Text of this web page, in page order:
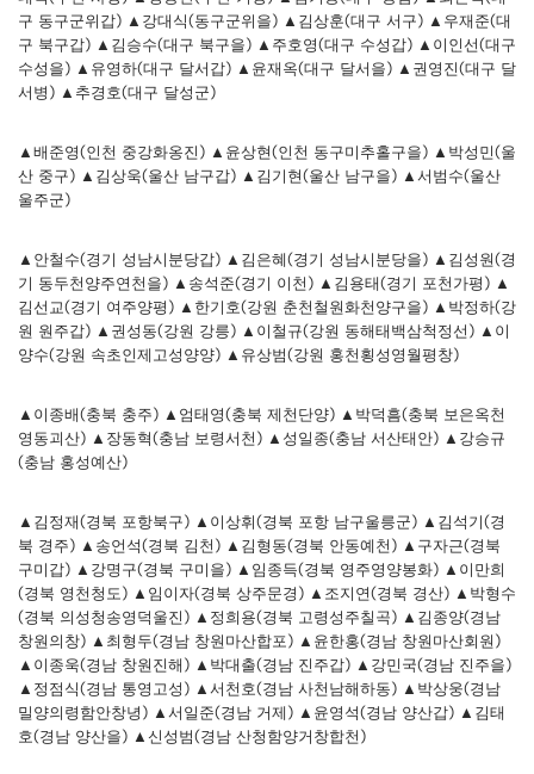
구 동구군위갑) ▲강대식(동구군위을) ▲김상훈(대구 서구) ▲우재준(대
구 북구갑) ▲김승수(대구 북구을) ▲주호영(대구 수성갑) ▲이인선(대구
수성을) ▲유영하(대구 달서갑) ▲윤재옥(대구 달서을) ▲권영진(대구 달
서병) ▲추경호(대구 달성군)
▲배준영(인천 중강화옹진) ▲윤상현(인천 동구미추홀구을) ▲박성민(울
산 중구) ▲김상욱(울산 남구갑) ▲김기현(울산 남구을) ▲서범수(울산
울주군)
▲안철수(경기 성남시분당갑) ▲김은혜(경기 성남시분당을) ▲김성원(경
기 동두천양주연천을) ▲송석준(경기 이천) ▲김용태(경기 포천가평) ▲
김선교(경기 여주양평) ▲한기호(강원 춘천철원화천양구을) ▲박정하(강
원 원주갑) ▲권성동(강원 강릉) ▲이철규(강원 동해태백삼척정선) ▲이
양수(강원 속초인제고성양양) ▲유상범(강원 홍천횡성영월평창)
▲이종배(충북 충주) ▲엄태영(충북 제천단양) ▲박덕흠(충북 보은옥천
영동괴산) ▲장동혁(충남 보령서천) ▲성일종(충남 서산태안) ▲강승규
(충남 홍성예산)
▲김정재(경북 포항북구) ▲이상휘(경북 포항 남구울릉군) ▲김석기(경
북 경주) ▲송언석(경북 김천) ▲김형동(경북 안동예천) ▲구자근(경북
구미갑) ▲강명구(경북 구미을) ▲임종득(경북 영주영양봉화) ▲이만희
(경북 영천청도) ▲임이자(경북 상주문경) ▲조지연(경북 경산) ▲박형수
(경북 의성청송영덕울진) ▲정희용(경북 고령성주칠곡) ▲김종양(경남
창원의창) ▲최형두(경남 창원마산합포) ▲윤한홍(경남 창원마산회원)
▲이종욱(경남 창원진해) ▲박대출(경남 진주갑) ▲강민국(경남 진주을)
▲정점식(경남 통영고성) ▲서천호(경남 사천남해하동) ▲박상웅(경남
밀양의령함안창녕) ▲서일준(경남 거제) ▲윤영석(경남 양산갑) ▲김태
호(경남 양산을) ▲신성범(경남 산청함양거창합천)